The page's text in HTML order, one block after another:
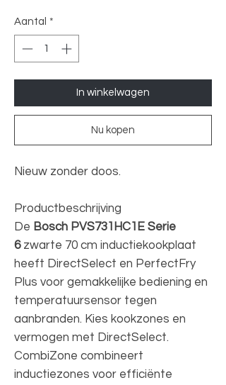
Aantal *
In winkelwagen
Nu kopen
Nieuw zonder doos.
Productbeschrijving
De Bosch PVS731HC1E Serie
6zwarte 70 cm inductiekookplaat
heeft DirectSelect en PerfectFry
Plus voor gemakkelijke bediening en
temperatuursensor tegen
aanbranden. Kies kookzones en
vermogen met DirectSelect.
CombiZone combineert
inductiezones voor efficiënte